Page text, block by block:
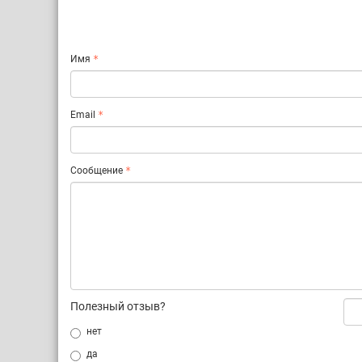
Имя
Email
Сообщение
Полезный отзыв?
нет
да